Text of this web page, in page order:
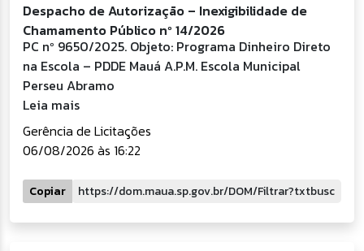
Despacho de Autorização – Inexigibilidade de
Chamamento Público nº 14/2026
PC nº 9650/2025. Objeto: Programa Dinheiro Direto
na Escola – PDDE Mauá A.P.M. Escola Municipal
Perseu Abramo
Leia mais
Gerência de Licitações
06/08/2026 às 16:22
Copiar